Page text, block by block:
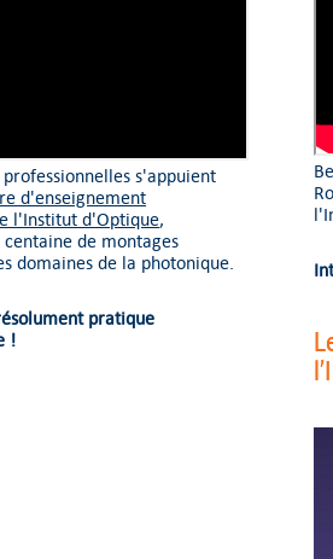
s'appuient
d'enseignement
l'Institut d'Optique,
de montages
domaines de la photonique.
pratique
!